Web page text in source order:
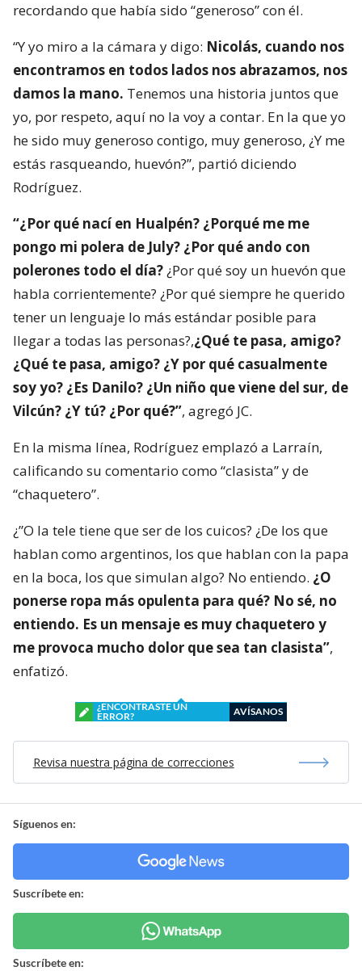
recordando que había sido “generoso” con él.
“Y yo miro a la cámara y digo: Nicolás, cuando nos
encontramos en todos lados nos abrazamos, nos
damos la mano. Tenemos una historia juntos que
yo, por respeto, aquí no la voy a contar. En la que yo
he sido muy generoso contigo, muy generoso, ¿Y me
estás rasqueando, huevón?”, partió diciendo
Rodríguez.
“¿Por qué nací en Hualpén? ¿Porqué me me
pongo mi polera de July? ¿Por qué ando con
polerones todo el día?¿Por qué soy un huevón que
habla corrientemente? ¿Por qué siempre he querido
tener un lenguaje lo más estándar posible para
llegar a todas las personas?,¿Qué te pasa, amigo?
¿Qué te pasa, amigo? ¿Y por qué casualmente
soy yo? ¿Es Danilo? ¿Un niño que viene del sur, de
Vilcún? ¿Y tú? ¿Por qué?”, agregó JC.
En la misma línea, Rodríguez emplazó a Larraín,
calificando su comentario como “clasista” y de
“chaquetero”.
¿”O la tele tiene que ser de los cuicos? ¿De los que
hablan como argentinos, los que hablan con la papa
en la boca, los que simulan algo? No entiendo. ¿O
ponerse ropa más opulenta para qué? No sé, no
entiendo. Es un mensaje es muy chaquetero y
me provoca mucho dolor que sea tan clasista”,
enfatizó.
¿ENCONTRASTE UN
ERROR?
AVÍSANOS
Revisa nuestra página de correcciones
Síguenos en:
Suscríbete en:
Suscríbete en: